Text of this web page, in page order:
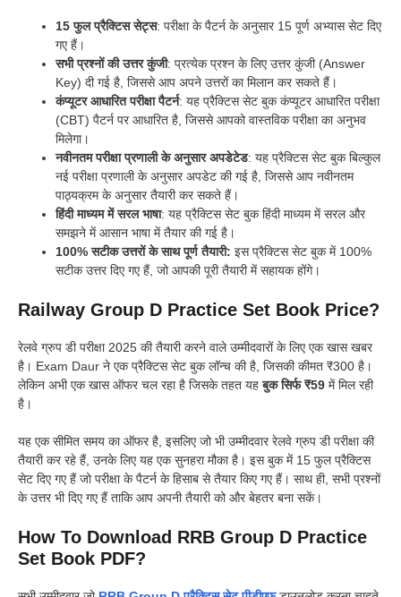
15 फुल प्रैक्टिस सेट्स: परीक्षा के पैटर्न के अनुसार 15 पूर्ण अभ्यास सेट दिए
गए हैं।
सभी प्रश्नों की उत्तर कुंजी: प्रत्येक प्रश्न के लिए उत्तर कुंजी (Answer
Key) दी गई है, जिससे आप अपने उत्तरों का मिलान कर सकते हैं।
कंप्यूटर आधारित परीक्षा पैटर्न: यह प्रैक्टिस सेट बुक कंप्यूटर आधारित परीक्षा
(CBT) पैटर्न पर आधारित है, जिससे आपको वास्तविक परीक्षा का अनुभव
मिलेगा।
नवीनतम परीक्षा प्रणाली के अनुसार अपडेटेड: यह प्रैक्टिस सेट बुक बिल्कुल
नई परीक्षा प्रणाली के अनुसार अपडेट की गई है, जिससे आप नवीनतम
पाठ्यक्रम के अनुसार तैयारी कर सकते हैं।
हिंदी माध्यम में सरल भाषा: यह प्रैक्टिस सेट बुक हिंदी माध्यम में सरल और
समझने में आसान भाषा में तैयार की गई है।
100% सटीक उत्तरों के साथ पूर्ण तैयारी: इस प्रैक्टिस सेट बुक में 100%
सटीक उत्तर दिए गए हैं, जो आपकी पूरी तैयारी में सहायक होंगे।
Railway Group D Practice Set Book Price?
रेलवे ग्रुप डी परीक्षा 2025 की तैयारी करने वाले उम्मीदवारों के लिए एक खास खबर
है। Exam Daur ने एक प्रैक्टिस सेट बुक लॉन्च की है, जिसकी कीमत ₹300 है।
लेकिन अभी एक खास ऑफर चल रहा है जिसके तहत यहबुक सिर्फ ₹59 में मिल रही
है।
यह एक सीमित समय का ऑफर है, इसलिए जो भी उम्मीदवार रेलवे ग्रुप डी परीक्षा की
तैयारी कर रहे हैं, उनके लिए यह एक सुनहरा मौका है। इस बुक में 15 फुल प्रैक्टिस
सेट दिए गए हैं जो परीक्षा के पैटर्न के हिसाब से तैयार किए गए हैं। साथ ही, सभी प्रश्नों
के उत्तर भी दिए गए हैं ताकि आप अपनी तैयारी को और बेहतर बना सकें।
How To Download RRB Group D Practice
Set Book PDF?